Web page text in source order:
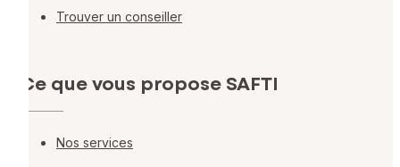
Trouver un conseiller
Ce que vous propose SAFTI
Nos services